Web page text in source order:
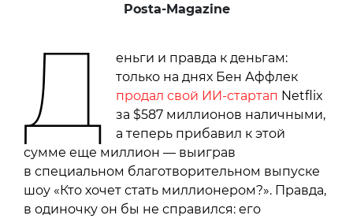
Posta-Magazine
Д
еньги и правда к деньгам:
только на днях Бен Аффлек
продал свой ИИ-стартап Netflix
за $587 миллионов наличными,
а теперь прибавил к этой
сумме еще миллион — выиграв
в специальном благотворительном выпуске
шоу «Кто хочет стать миллионером?». Правда,
в одиночку он бы не справился: его